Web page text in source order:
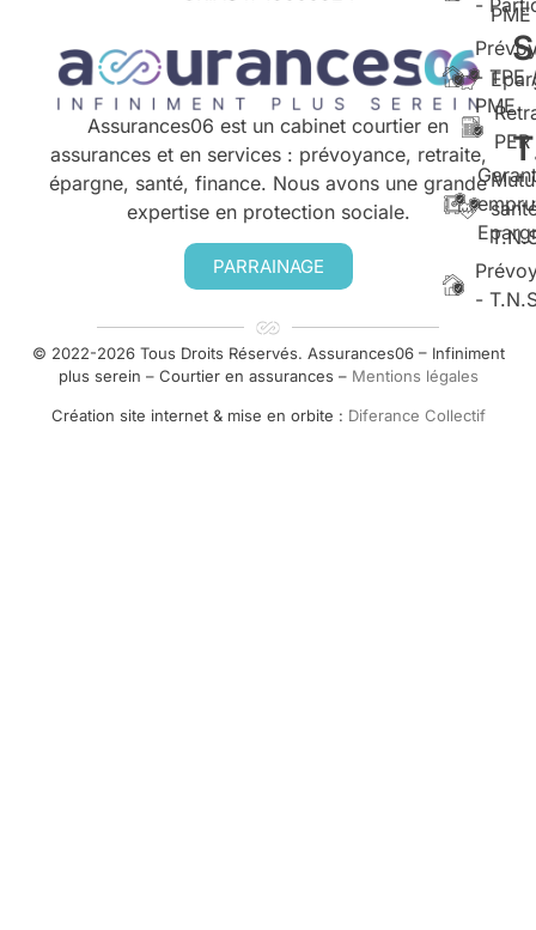
Assurances06 est un cabinet courtier en
assurances et en services : prévoyance, retraite,
épargne, santé, finance. Nous avons une grande
expertise en protection sociale.
PARRAINAGE
PME
- TPE
PME
-
PER
© 2022-2026 Tous Droits Réservés. Assurances06 – Infiniment
plus serein – Courtier en assurances – Mentions légales
Création site internet & mise en orbite : Diferance Collectif